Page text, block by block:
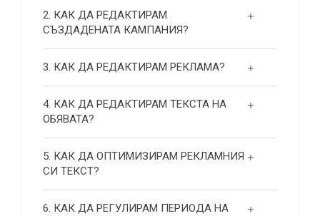
2. КАК ДА РЕДАКТИРАМ
СЪЗДАДЕНАТА КАМПАНИЯ?
3. КАК ДА РЕДАКТИРАМ РЕКЛАМА?
4. КАК ДА РЕДАКТИРАМ ТЕКСТА НА
ОБЯВАТА?
5. КАК ДА ОПТИМИЗИРАМ РЕКЛАМНИЯ
СИ ТЕКСТ?
6. КАК ДА РЕГУЛИРАМ ПЕРИОДА НА